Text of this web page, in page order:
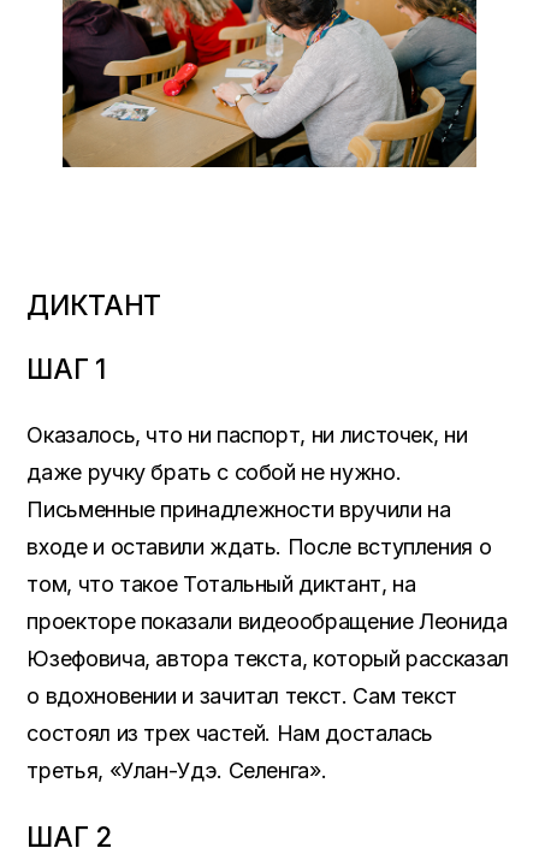
ДИКТАНТ
ШАГ 1
Оказалось, что ни паспорт, ни листочек, ни
даже ручку брать с собой не нужно.
Письменные принадлежности вручили на
входе и оставили ждать. После вступления о
том, что такое Тотальный диктант, на
проекторе показали видеообращение Леонида
Юзефовича, автора текста, который рассказал
о вдохновении и зачитал текст. Сам текст
состоял из трех частей. Нам досталась
третья, «Улан-Удэ. Селенга».
ШАГ 2